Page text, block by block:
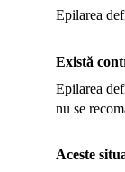
Epilarea
Există
Epilarea
nu se
Aceste